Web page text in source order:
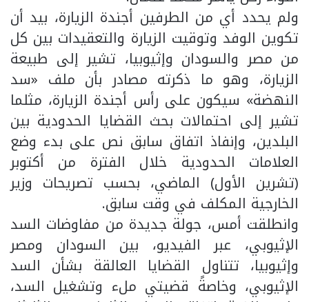
ولم يحدد أي من الطرفين أجندة الزيارة، بيد أن
تكوين الوفد وتوقيت الزيارة والتعقيدات بين كل
من مصر والسودان وإثيوبيا، تشير إلى طبيعة
الزيارة، وهو ما ذكرته مصادر بأن ملف «سد
النهضة» سيكون على رأس أجندة الزيارة، مثلما
تشير إلى احتمالات بحث القضايا الحدودية بين
البلدين، وإنفاذ اتفاق سابق نص على بدء وضع
العلامات الحدودية خلال الفترة من أكتوبر
(تشرين الأول) الماضي، بحسب تصريحات وزير
الخارجية المكلف في وقت سابق.
وانطلقت أمس، جولة جديدة من مفاوضات السد
الإثيوبي، عبر الفيديو، بين السودان ومصر
وإثيوبيا، تتناول القضايا العالقة بشأن السد
الإثيوبي، وخاصةً قضيتي ملء وتشغيل السد،